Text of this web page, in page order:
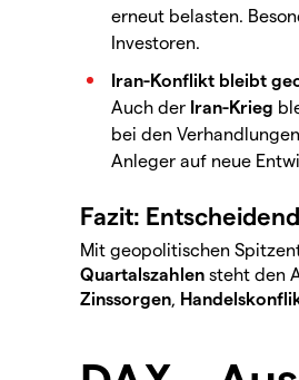
erneut belasten.
Investoren.
Iran-Konflikt bleibt
Auch der Iran-Krieg
bei den
Anleger auf neue
Fazit:
Mit geopolitischen
Quartalszahlen steht den
Zinssorgen